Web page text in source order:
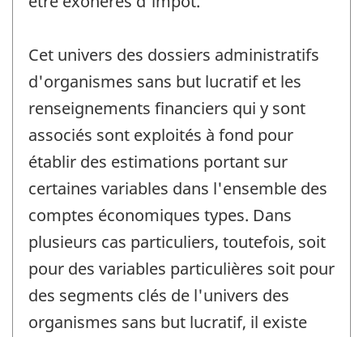
Cet univers des dossiers administratifs
d'organismes sans but lucratif et les
renseignements financiers qui y sont
associés sont exploités à fond pour
établir des estimations portant sur
certaines variables dans l'ensemble des
comptes économiques types. Dans
plusieurs cas particuliers, toutefois, soit
pour des variables particulières soit pour
des segments clés de l'univers des
organismes sans but lucratif, il existe